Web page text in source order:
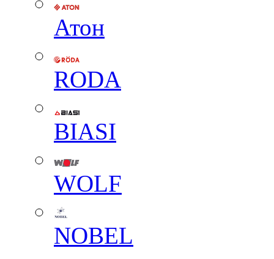
Атон
RODA
BIASI
WOLF
NOBEL